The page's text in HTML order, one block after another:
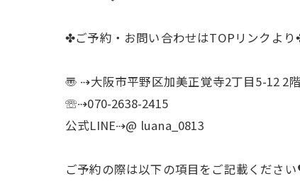
✤ご予約・お問い合わせはTOPリンクよ
〠 ⇢大阪市平野区加美正覚寺2丁目5-12 2階
☏⇢070-2638-2415
公式LINE⇢@ luana_0813
ご予約の際は以下の項目をご記載くださ